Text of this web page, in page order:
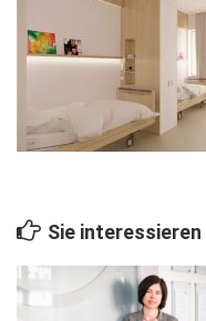
Wirtschaft, Recht,
Zahn, Mund, Kiefer
Forum Gesundheit
Allgemein
Innovationen
Hören
Sie